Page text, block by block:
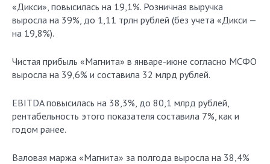
«Дикси», повысилась на 19,1%. Розничная выручка
выросла на 39%, до 1,11 трлн рублей (без учета «Дикси —
на 19,8%).
Чистая прибыль «Магнита» в январе-июне согласно МСФО
выросла на 39,6% и составила 32 млрд рублей.
EBITDA повысилась на 38,3%, до 80,1 млрд рублей,
рентабельность этого показателя составила 7%, как и
годом ранее.
Валовая маржа «Магнита» за полгода выросла на 38,4%